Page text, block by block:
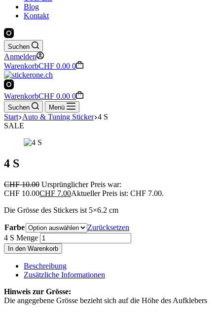
Blog
Kontakt
Suchen
Anmelden
WarenkorbCHF 0.00 0
WarenkorbCHF 0.00 0
Suchen Menü
Start Auto & Tuning Sticker 4 S
SALE
4 S
CHF10.00 Ursprünglicher Preis war:
CHF 10.00CHF 7.00Aktueller Preis ist: CHF 7.00.
Die Grösse des Stickers ist 5×6.2 cm
Farbe
Zurücksetzen
4 S Menge
In den Warenkorb
Beschreibung
Zusätzliche Informationen
Hinweis zur Grösse:
Die angegebene Grösse bezieht sich auf die Höhe des Aufklebers